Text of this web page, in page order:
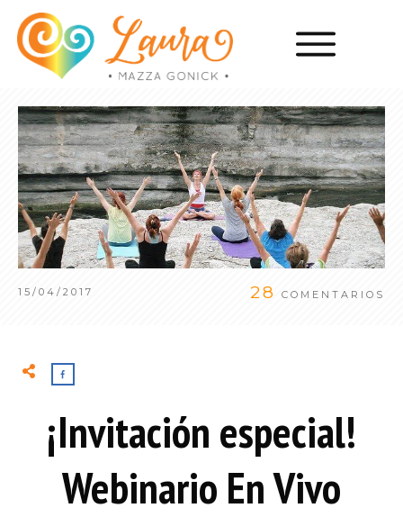
15/04/2017 28 COMENTARIOS
¡Invitación especial!
Webinario En Vivo